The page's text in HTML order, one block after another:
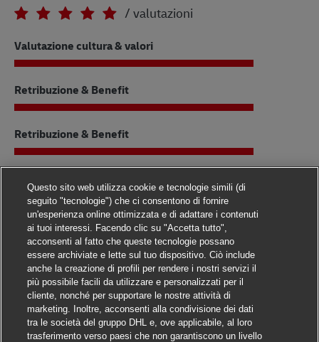
/valutazioni
Valutazione cultura & valori
Retribuzione & Benefit
Retribuzione & Benefit
Visualizza tutte le recensioni
Questo sito web utilizza cookie e tecnologie simili (di
seguito "tecnologie") che ci consentono di fornire
un'esperienza online ottimizzata e di adattare i contenuti
ai tuoi interessi. Facendo clic su "Accetta tutto",
acconsenti al fatto che queste tecnologie possano
essere archiviate e lette sul tuo dispositivo. Ciò include
anche la creazione di profili per rendere i nostri servizi il
più possibile facili da utilizzare e personalizzati per il
cliente, nonché per supportare le nostre attività di
marketing. Inoltre, acconsenti alla condivisione dei dati
tra le società del gruppo DHL e, ove applicabile, al loro
trasferimento verso paesi che non garantiscono un livello